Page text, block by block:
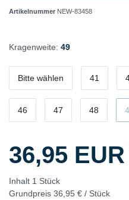
Artikelnummer NEW-83458
Kragenweite: 49
Bitte wählen 41
46 47 48
36,95 EUR
Inhalt 1 Stück
Grundpreis 36,95 € / Stück